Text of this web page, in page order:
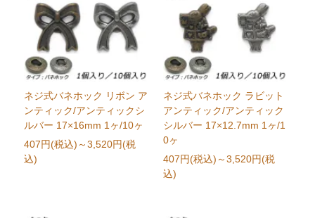
ネジ式バネホック リボン ア
ンティック/アンティックシ
ルバー 17×16mm 1ヶ/10ヶ
407円(税込) ～3,520円(税
込)
ネジ式バネホック ラビット
アンティック/アンティック
シルバー 17×12.7mm 1ヶ/1
0ヶ
407円(税込) ～3,520円(税
込)